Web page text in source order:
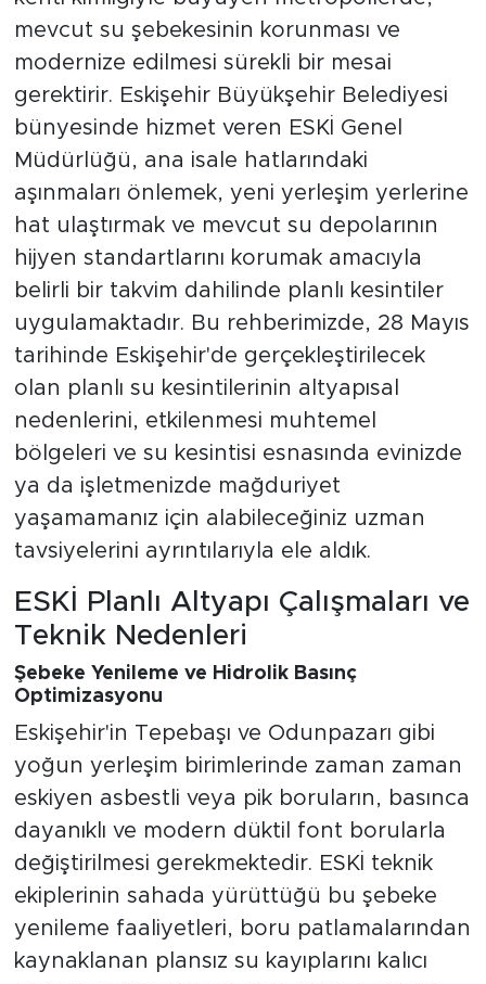
mevcut su şebekesinin korunması ve
modernize edilmesi sürekli bir mesai
gerektirir. Eskişehir Büyükşehir Belediyesi
bünyesinde hizmet veren ESKİ Genel
Müdürlüğü, ana isale hatlarındaki
aşınmaları önlemek, yeni yerleşim yerlerine
hat ulaştırmak ve mevcut su depolarının
hijyen standartlarını korumak amacıyla
belirli bir takvim dahilinde planlı kesintiler
uygulamaktadır. Bu rehberimizde, 28 Mayıs
tarihinde Eskişehir'de gerçekleştirilecek
olan planlı su kesintilerinin altyapısal
nedenlerini, etkilenmesi muhtemel
bölgeleri ve su kesintisi esnasında evinizde
ya da işletmenizde mağduriyet
yaşamamanız için alabileceğiniz uzman
tavsiyelerini ayrıntılarıyla ele aldık.
ESKİ Planlı Altyapı Çalışmaları ve
Teknik Nedenleri
Şebeke Yenileme ve Hidrolik Basınç
Optimizasyonu
Eskişehir'in Tepebaşı ve Odunpazarı gibi
yoğun yerleşim birimlerinde zaman zaman
eskiyen asbestli veya pik boruların, basınca
dayanıklı ve modern düktil font borularla
değiştirilmesi gerekmektedir. ESKİ teknik
ekiplerinin sahada yürüttüğü bu şebeke
yenileme faaliyetleri, boru patlamalarından
kaynaklanan plansız su kayıplarını kalıcı